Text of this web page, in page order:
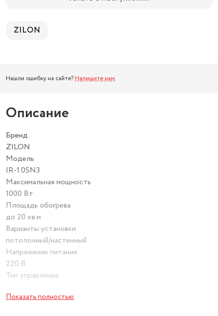
ZILON
Нашли ошибку на сайте? Напишите нам.
Описание
Бренд
ZILON
Модель
IR-1.0SN3
Максимальная мощность
1000 Вт
Площадь обогрева
до 20 кв.м
Варианты установки
потолочный/настенный
Напряжение питания
220 В
Тип управления
Тип нагревательного элемента
Показать полностью